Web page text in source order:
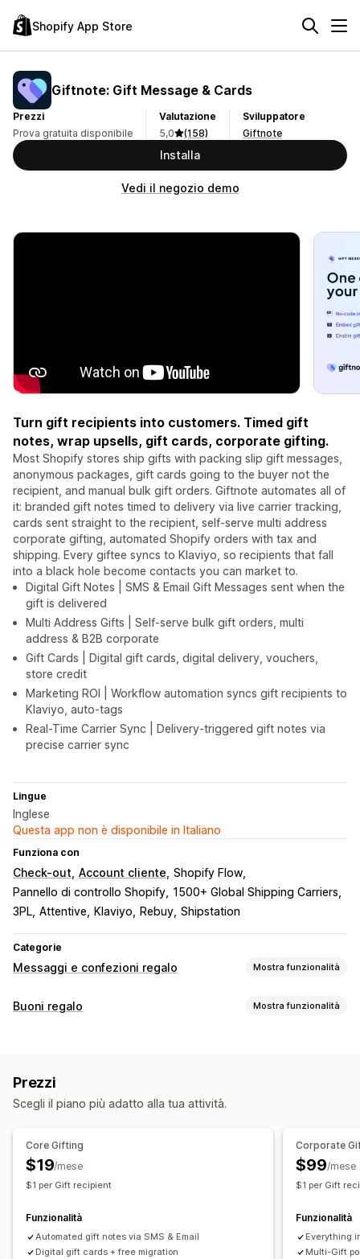
Shopify App Store
Giftnote: Gift Message & Cards
Prezzi
Prova gratuita disponibile
Valutazione
5,0
(158)
Sviluppatore
Giftnote
Installa
Vedi il negozio demo
Turn gift recipients into customers. Timed gift
notes, wrap upsells, gift cards, corporate gifting.
Most Shopify stores ship gifts with packing slip gift messages,
anonymous packages, gift cards going to the buyer not the
recipient, and manual bulk gift orders. Giftnote automates all of
it: branded gift notes timed to delivery via live carrier tracking,
cards sent straight to the recipient, self-serve multi address
corporate gifting, automated Shopify orders with tax and
shipping. Every giftee syncs to Klaviyo, so recipients that fall
into a black hole become contacts you can market to.
Digital Gift Notes | SMS & Email Gift Messages sent when the
gift is delivered
Multi Address Gifts | Self-serve bulk gift orders, multi
address & B2B corporate
Gift Cards | Digital gift cards, digital delivery, vouchers,
store credit
Marketing ROI | Workflow automation syncs gift recipients to
Klaviyo, auto-tags
Real-Time Carrier Sync | Delivery-triggered gift notes via
precise carrier sync
Lingue
Inglese
Questa app non è disponibile in Italiano
Funziona con
Check-out Account cliente Shopify Flow
Pannello di controllo Shopify 1500+ Global Shipping Carriers
3PL Attentive Klaviyo Rebuy Shipstation
Categorie
Messaggi e confezioni regalo Mostra funzionalità
Opzioni regalo
Personalizzazione
Caricamento di file
Multilingua
Traduzione
Design personalizzato
Codice personalizzato
Buoni regalo Mostra funzionalità
Pagina del saldo
Data di scadenza
Promemoria
Consegna programmata SMS
Prezzi
Scegli il piano più adatto alla tua attività.
Core Gifting
$19/mese
$1 per Gift recipient
Funzionalità
Automated gift notes via SMS & Email
Digital gift cards + free migration
Corporate
$99/mese
$1 per Gift
Funzionalità
Everything
Multi-Gift